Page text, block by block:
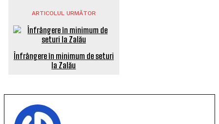
ARTICOLUL URMĂTOR
Înfrângere în minimum de seturi
la Zalău